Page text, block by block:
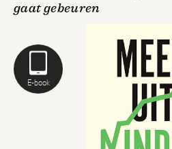
E-book
gaat gebeuren